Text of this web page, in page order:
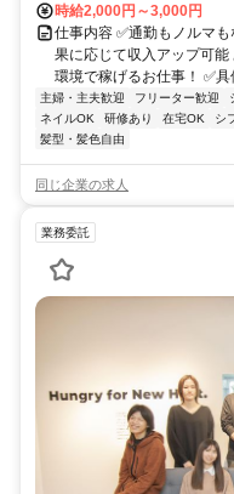
時給2,000円～3,000円
仕事内容 ✅通勤もノルマ
果に応じて収入アップ可
環境で稼げるお仕事！ ✅
主婦・主夫歓迎 フリーター歓迎
ネイルOK
研修あり 在宅OK シ
髪型・髪色自由
同じ企業の求人
業務委託